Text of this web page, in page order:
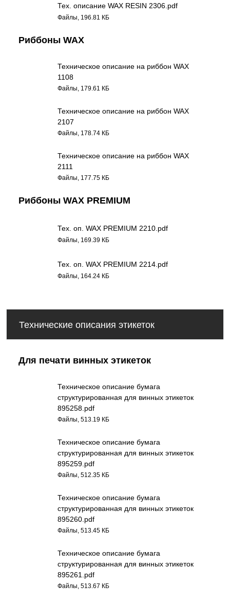
Тех. описание WAX RESIN 2306.pdf
Файлы, 196.81 КБ
Риббоны WAX
Техническое описание на риббон WAX
1108
Файлы, 179.61 КБ
Техническое описание на риббон WAX
2107
Файлы, 178.74 КБ
Техническое описание на риббон WAX
2111
Файлы, 177.75 КБ
Риббоны WAX PREMIUM
Тех. оп. WAX PREMIUM 2210.pdf
Файлы, 169.39 КБ
Тех. оп. WAX PREMIUM 2214.pdf
Файлы, 164.24 КБ
Технические описания этикеток
Для печати винных этикеток
Техническое описание бумага
структурированная для винных этикеток
895258.pdf
Файлы, 513.19 КБ
Техническое описание бумага
структурированная для винных этикеток
895259.pdf
Файлы, 512.35 КБ
Техническое описание бумага
структурированная для винных этикеток
895260.pdf
Файлы, 513.45 КБ
Техническое описание бумага
структурированная для винных этикеток
895261.pdf
Файлы, 513.67 КБ